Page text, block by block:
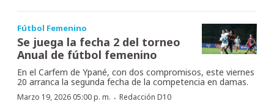
Fútbol Femenino
Se juega la fecha 2 del torneo
Anual de fútbol femenino
En el Carfem de Ypané, con dos compromisos, este viernes
20 arranca la segunda fecha de la competencia en damas.
Marzo 19, 2026 05:00 p. m. · Redacción D10